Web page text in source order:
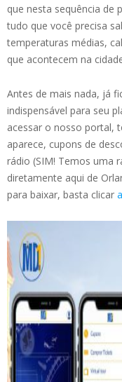
que nesta sequência de
tudo que você precisa
temperaturas médias,
que acontecem na
Antes de mais nada, já
indispensável para seu
acessar o nosso portal,
aparece, cupons de
rádio (SIM! Temos uma
diretamente aqui de
para baixar, basta clicar